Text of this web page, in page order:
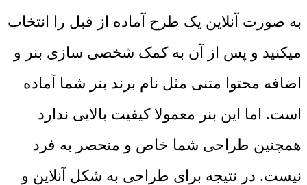
به صورت آنلاین یک طرح آماده از قبل را انتخاب
میکنید و پس از آن به کمک شخصی سازی بنر و
اضافه محتوا متنی مثل نام برند بنر شما آماده
است. اما این بنر معمولا کیفیت بالایی ندارد
همچنین طراحی شما خاص و منحصر به فرد
نیست. در نتیجه برای طراحی به شکل آنلاین و